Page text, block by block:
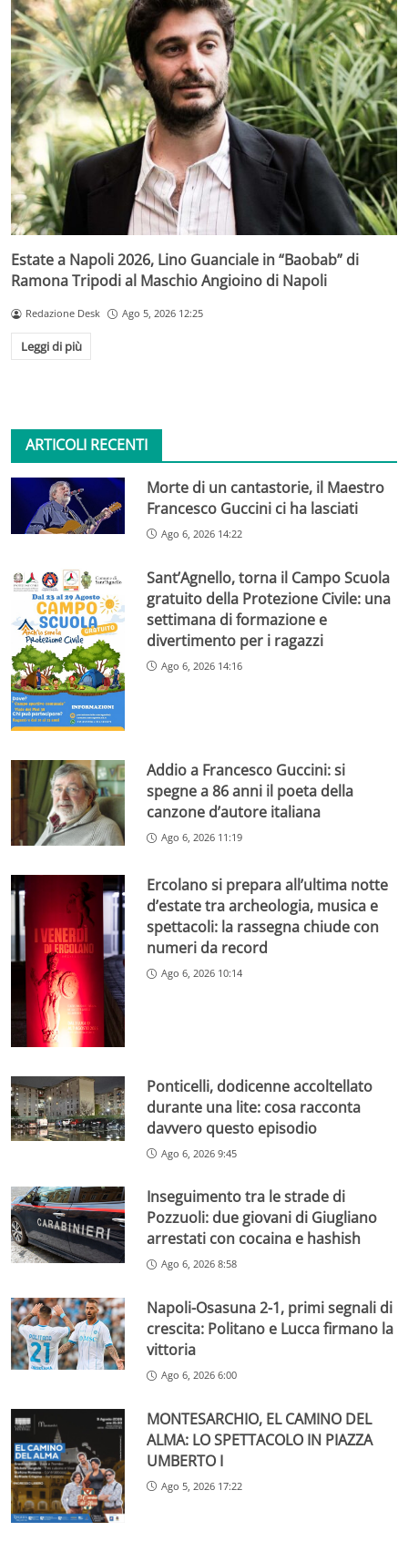
Estate a Napoli 2026, Lino Guanciale in “Baobab” di
Ramona Tripodi al Maschio Angioino di Napoli
Redazione Desk Ago 5, 2026 12:25
Leggi di più
ARTICOLI RECENTI
Morte di un cantastorie, il Maestro
Francesco Guccini ci ha lasciati
Ago 6, 2026 14:22
Sant’Agnello, torna il Campo Scuola
gratuito della Protezione Civile: una
settimana di formazione e
divertimento per i ragazzi
Ago 6, 2026 14:16
Addio a Francesco Guccini: si
spegne a 86 anni il poeta della
canzone d’autore italiana
Ago 6, 2026 11:19
Ercolano si prepara all’ultima notte
d’estate tra archeologia, musica e
spettacoli: la rassegna chiude con
numeri da record
Ago 6, 2026 10:14
Ponticelli, dodicenne accoltellato
durante una lite: cosa racconta
davvero questo episodio
Ago 6, 2026 9:45
Inseguimento tra le strade di
Pozzuoli: due giovani di Giugliano
arrestati con cocaina e hashish
Ago 6, 2026 8:58
Napoli-Osasuna 2-1, primi segnali di
crescita: Politano e Lucca firmano la
vittoria
Ago 6, 2026 6:00
MONTESARCHIO, EL CAMINO DEL
ALMA: LO SPETTACOLO IN PIAZZA
UMBERTO I
Ago 5, 2026 17:22